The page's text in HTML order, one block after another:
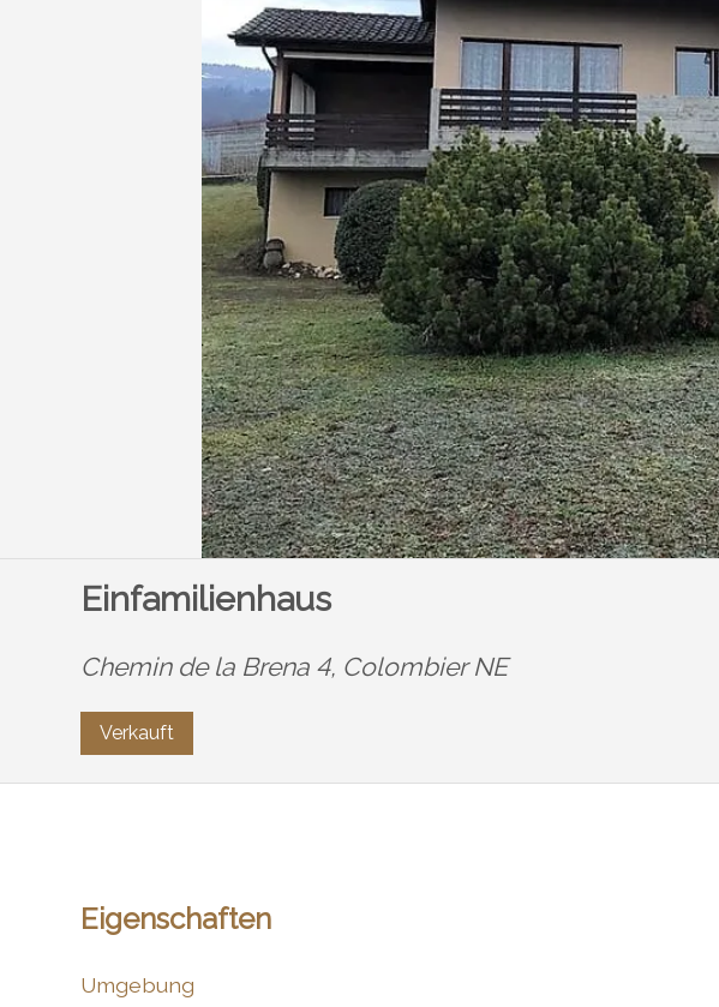
Einfamilienhaus
Chemin de la Brena 4, Colombier NE
Verkauft
Eigenschaften
Umgebung